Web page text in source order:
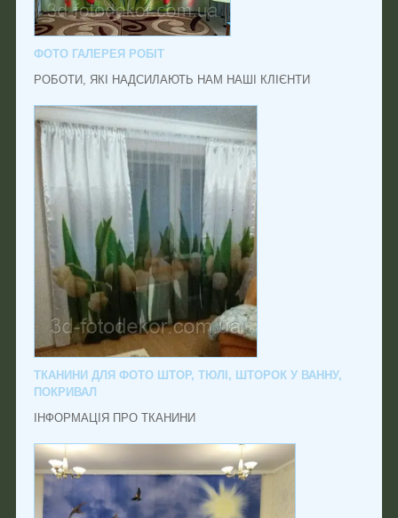
ФОТО ГАЛЕРЕЯ РОБІТ
РОБОТИ, ЯКІ НАДСИЛАЮТЬ НАМ НАШІ КЛІЄНТИ
ТКАНИНИ ДЛЯ ФОТО ШТОР, ТЮЛІ, ШТОРОК У ВАННУ,
ПОКРИВАЛ
ІНФОРМАЦІЯ ПРО ТКАНИНИ